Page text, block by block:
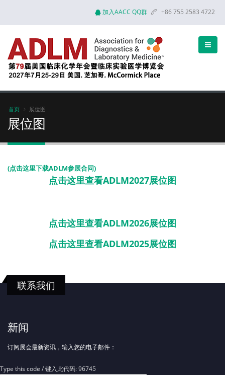
加入AACC QQ群 +86 755 2583 4722
首页 展位图
展位图
(点击这里下载ADLM参展合同)
点击这里查看ADLM2027展位图
点击这里查看ADLM2026展位图
点击这里查看ADLM2025展位图
联系我们
新闻
订阅展会最新资讯，输入您的电子邮件：
Type this code / 键入此代码: 96745